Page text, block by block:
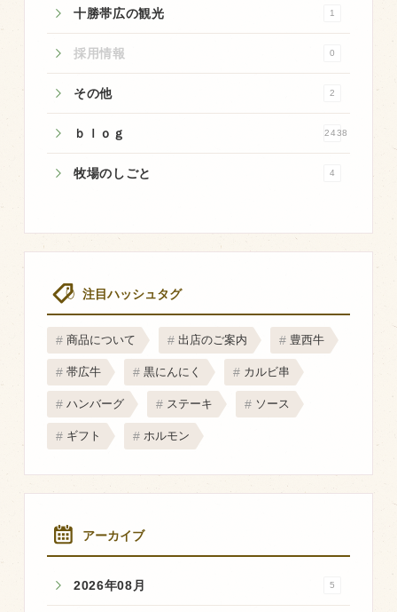
十勝帯広の観光 1
採用情報 0
その他 2
ｂｌｏｇ 2438
牧場のしごと 4
注目ハッシュタグ
商品について 出店のご案内 豊西牛
帯広牛 黒にんにく カルビ串
ハンバーグ ステーキ ソース
ギフト ホルモン
アーカイブ
2026年08月 5
牧場の仕事
飼育している牛について
環境・堆肥リサイクル
販売加工場
食肉加工場を新設
業務管理体制
ＢtoＢ受発注システム
瑕疵とは
商品のご紹介
厚切ステーキ
ハンバーグ
黒にんにく